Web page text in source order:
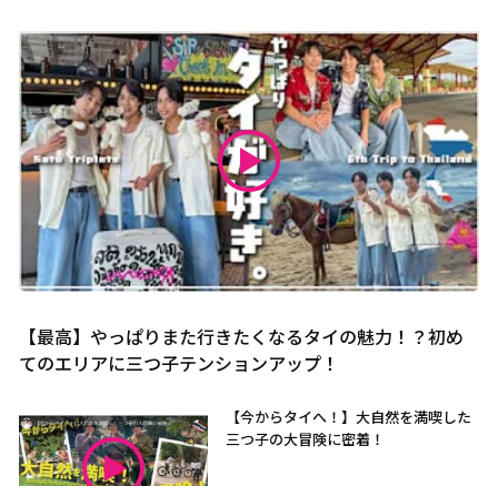
【最高】やっぱりまた行きたくなるタイの魅力！？初め
てのエリアに三つ子テンションアップ！
【今からタイへ！】大自然を満喫した
三つ子の大冒険に密着！